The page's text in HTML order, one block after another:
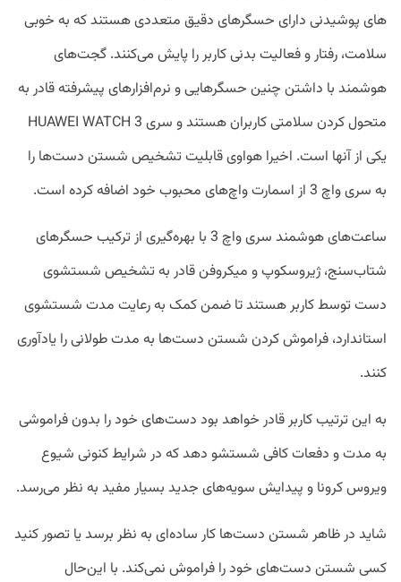
های پوشیدنی دارای حسگرهای دقیق متعددی هستند که به خوبی
سلامت، رفتار و فعالیت بدنی کاربر را پایش می‌کنند. گجت‌های
هوشمند با داشتن چنین حسگرهایی و نرم‌افزارهای پیشرفته قادر به
متحول کردن سلامتی کاربران هستند و سری HUAWEI WATCH 3
یکی از آنها است. اخیرا هواوی قابلیت تشخیص شستن دست‌ها را
به سری واچ 3 از اسمارت واچ‌های محبوب خود اضافه کرده است.
ساعت‌های هوشمند سری واچ 3 با بهره‌گیری از ترکیب حسگرهای
شتاب‌سنج، ژیروسکوپ و میکروفن قادر به تشخیص شستشوی
دست توسط کاربر هستند تا ضمن کمک به رعایت مدت شستشوی
استاندارد، فراموش کردن شستن دست‌ها به مدت طولانی را یادآوری
کنند.
به‌ این‌ ترتیب کاربر قادر خواهد بود دست‌های خود را بدون فراموشی
به مدت و دفعات کافی شستشو دهد که در شرایط کنونی شیوع
ویروس کرونا و پیدایش سویه‌های جدید بسیار مفید به نظر می‌رسد.
شاید در ظاهر شستن دست‌ها کار ساده‌ای به نظر برسد یا تصور کنید
کسی شستن دست‌های خود را فراموش نمی‌کند. با این‌حال